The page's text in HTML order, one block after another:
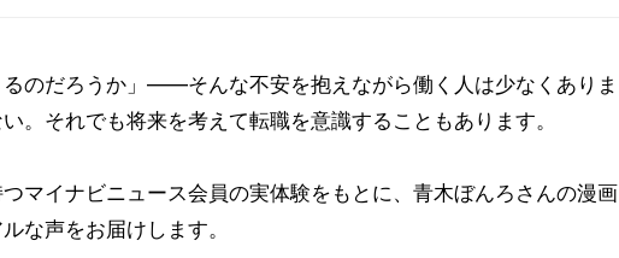
るのだろうか」――そんな不安を抱えながら働く人は少なくありま
。それでも将来を考えて転職を意識することもあります。
マイナビニュース会員の実体験をもとに、青木ぼんろさんの漫画
な声をお届けします。